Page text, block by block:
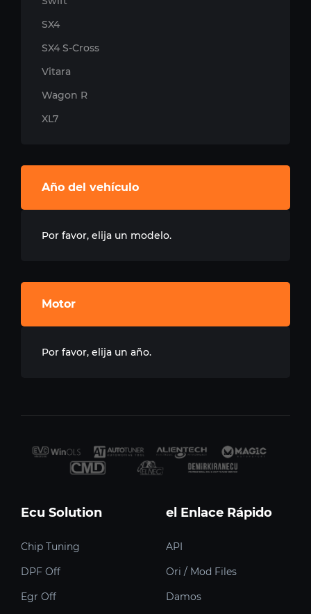
SX4
SX4 S-Cross
Vitara
Wagon R
XL7
Año del vehículo
Por favor, elija un modelo.
Motor
Por favor, elija un año.
Ecu Solution
Chip Tuning
DPF Off
Egr Off
el Enlace Rápido
API
Ori / Mod Files
Damos